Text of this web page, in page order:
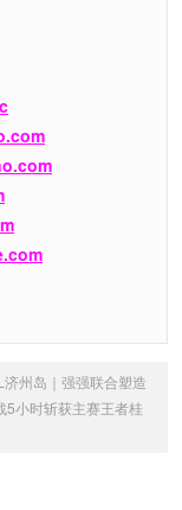
济州岛｜强强联合塑造
小时斩获主赛王者桂